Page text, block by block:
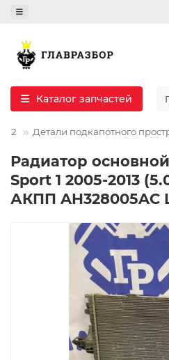
Каталог запчастей
Детали подкапотного
Радиатор
Sport 1 2005-2013
АКПП AH328005AC